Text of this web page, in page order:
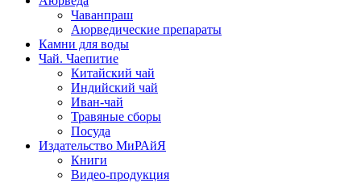
Чаванпраш
Аюрведические препараты
Камни для воды
Чай. Чаепитие
Китайский чай
Индийский чай
Иван-чай
Травяные сборы
Посуда
Издательство МиРАйЯ
Книги
Видео-продукция